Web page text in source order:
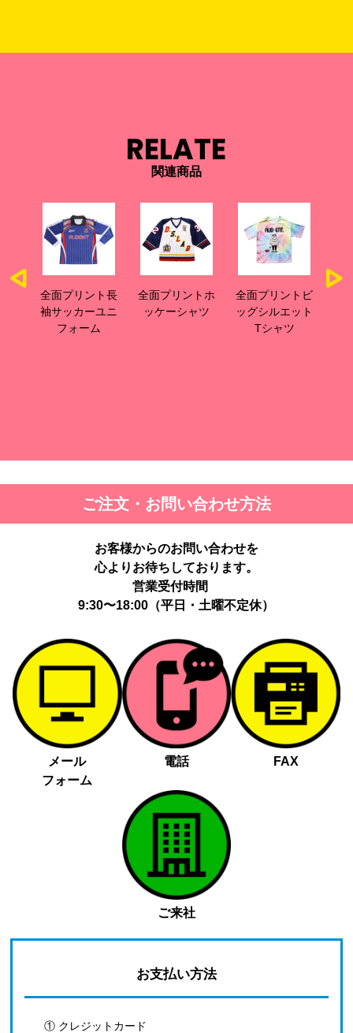
RELATE
関連商品
全面プリント長
袖サッカーユニ
フォーム
全面プリントホ
ッケーシャツ
全面プリントビ
ッグシルエット
Tシャツ
ご注文・お問い合わせ方法
お客様からのお問い合わせを
心よりお待ちしております。
営業受付時間
9:30〜18:00（平日・土曜不定休）
メール
フォーム
電話 FAX
ご来社
お支払い方法
① クレジットカード